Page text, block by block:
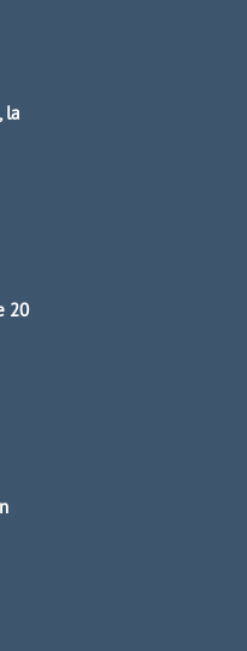
la
20